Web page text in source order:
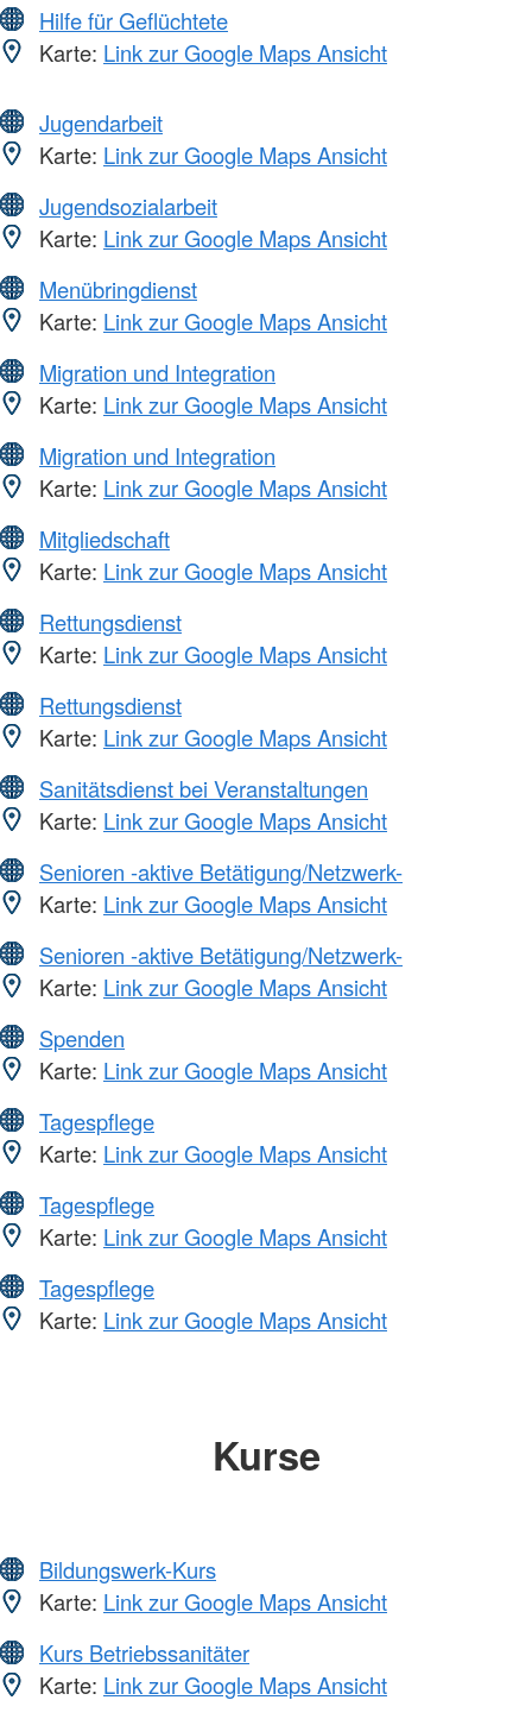
Hilfe für Geflüchtete
Karte: Link zur Google Maps Ansicht
Jugendarbeit
Karte: Link zur Google Maps Ansicht
Jugendsozialarbeit
Karte: Link zur Google Maps Ansicht
Menübringdienst
Karte: Link zur Google Maps Ansicht
Migration und Integration
Karte: Link zur Google Maps Ansicht
Migration und Integration
Karte: Link zur Google Maps Ansicht
Mitgliedschaft
Karte: Link zur Google Maps Ansicht
Rettungsdienst
Karte: Link zur Google Maps Ansicht
Rettungsdienst
Karte: Link zur Google Maps Ansicht
Sanitätsdienst bei Veranstaltungen
Karte: Link zur Google Maps Ansicht
Senioren -aktive Betätigung/Netzwerk-
Karte: Link zur Google Maps Ansicht
Senioren -aktive Betätigung/Netzwerk-
Karte: Link zur Google Maps Ansicht
Spenden
Karte: Link zur Google Maps Ansicht
Tagespflege
Karte: Link zur Google Maps Ansicht
Tagespflege
Karte: Link zur Google Maps Ansicht
Tagespflege
Karte: Link zur Google Maps Ansicht
Kurse
Bildungswerk-Kurs
Karte: Link zur Google Maps Ansicht
Kurs Betriebssanitäter
Karte: Link zur Google Maps Ansicht